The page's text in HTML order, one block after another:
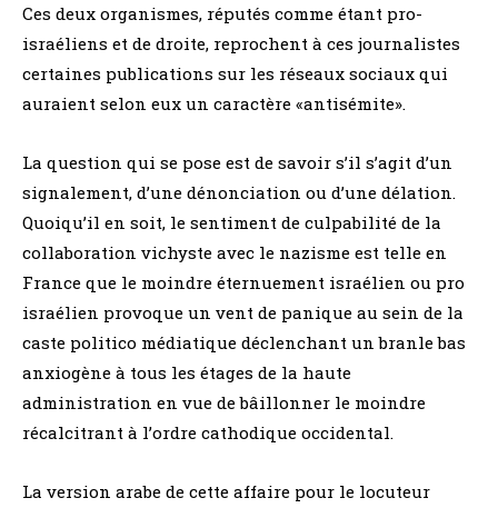
Ces deux organismes, réputés comme étant pro-
israéliens et de droite, reprochent à ces journalistes
certaines publications sur les réseaux sociaux qui
auraient selon eux un caractère «antisémite».
La question qui se pose est de savoir s’il s’agit d’un
signalement, d’une dénonciation ou d’une délation.
Quoiqu’il en soit, le sentiment de culpabilité de la
collaboration vichyste avec le nazisme est telle en
France que le moindre éternuement israélien ou pro
israélien provoque un vent de panique au sein de la
caste politico médiatique déclenchant un branle bas
anxiogène à tous les étages de la haute
administration en vue de bâillonner le moindre
récalcitrant à l’ordre cathodique occidental.
La version arabe de cette affaire pour le locuteur